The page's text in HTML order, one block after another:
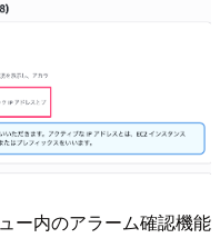
ー内のアラーム確認機能